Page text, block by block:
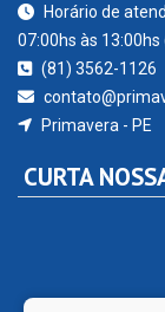
Horário de
07:00hs às
(81) 3562-1126
Primavera - PE
CURTA